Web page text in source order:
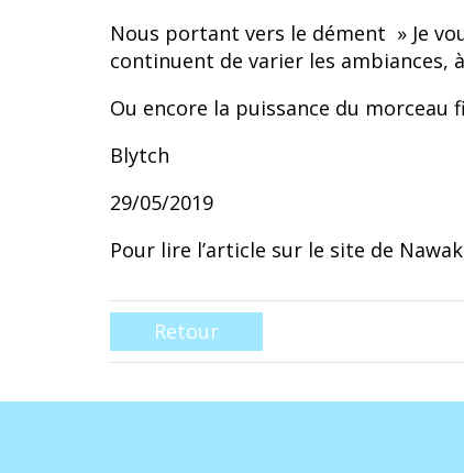
Nous portant vers le dément » Je
continuent de varier les ambiances,
Ou encore la puissance du
Blytch
29/05/2019
Pour lire l’article sur le site de
Retour